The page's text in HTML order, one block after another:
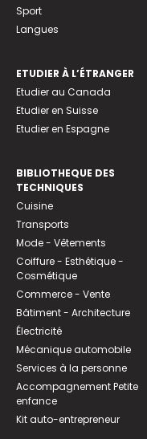
Sport
Langues
ETUDIER À L’ÉTRANGER
Etudier au Canada
Etudier en Suisse
Etudier en Espagne
BIBLIOTHEQUE DES
TECHNIQUES
Cuisine
Transports
Mode - Vêtements
Coiffure - Esthétique -
Cosmétique
Commerce - Vente
Bâtiment - Architecture
Électricité
Mécanique automobile
Services à la personne
Accompagnement Petite
enfance
Kit auto-entrepreneur